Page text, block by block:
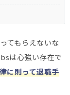
てもらえないな
は心強い存在で
に則って退職手